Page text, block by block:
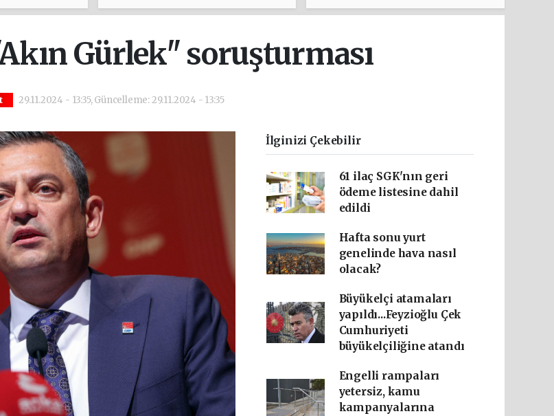
Gürlek" soruşturması
29.11.2024 - 13:35, Güncelleme: 29.11.2024 - 13:35
İlginizi Çekebilir
61 ilaç SGK'nın geri
ödeme listesine dahil
edildi
Hafta sonu yurt
genelinde hava nasıl
olacak?
Büyükelçi atamaları
yapıldı...Feyzioğlu Çek
Cumhuriyeti
büyükelçiliğine atandı
Engelli rampaları
yetersiz, kamu
kampanyalarına